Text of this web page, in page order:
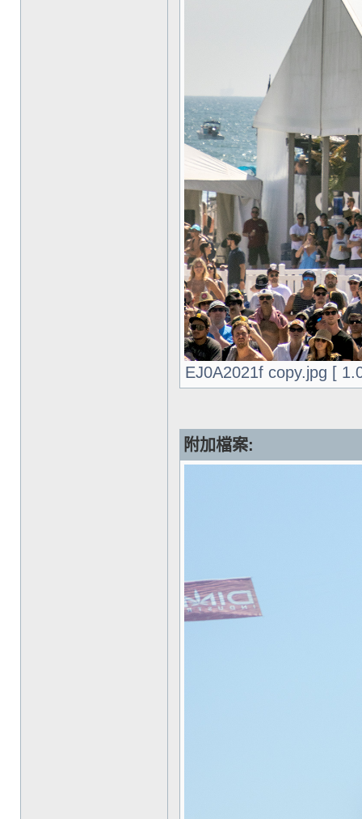
EJ0A2021f copy.jpg [
附加檔案: